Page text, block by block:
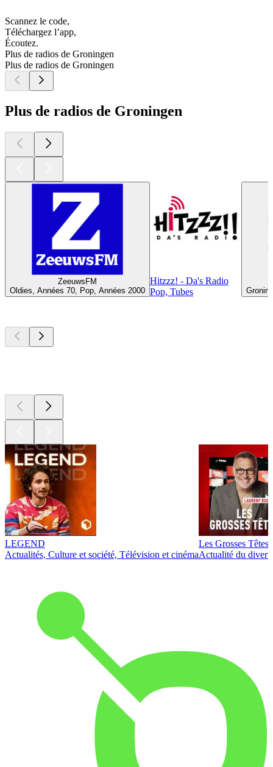
Scannez le code,
Téléchargez l’app,
Écoutez.
Plus de radios de Groningen
Plus de radios de Groningen
Plus de radios de Groningen
ZeeuwsFM
Oldies, Années 70, Pop, Années 2000
Hitzzz! - Da's Radio
Pop, Tubes
LEGEND
Actualités, Culture et société, Télévision et cinéma
Les Grosses Têtes
Actualité du